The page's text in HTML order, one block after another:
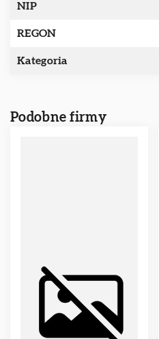
NIP
REGON
Kategoria
Podobne firmy